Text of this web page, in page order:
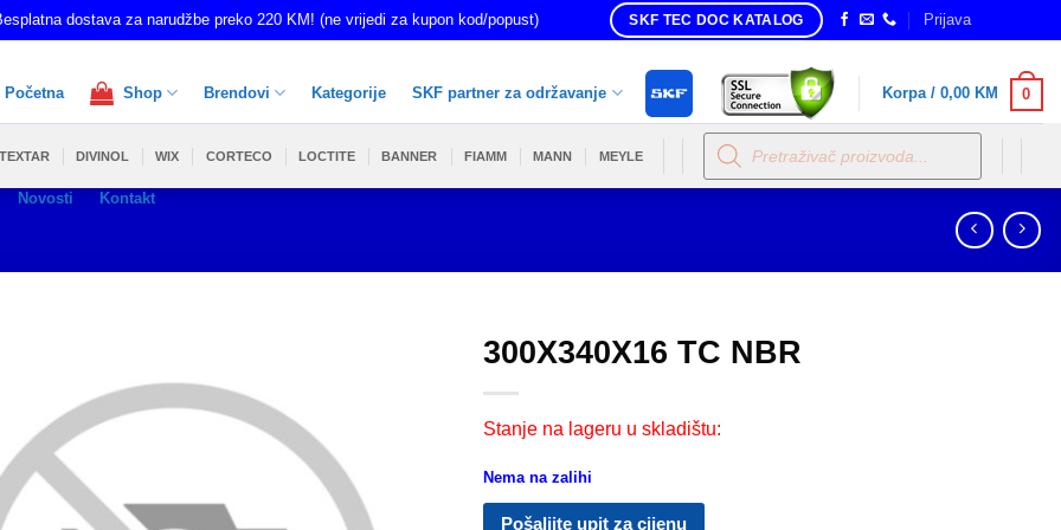
dostava za narudžbe preko 220 KM! (ne vrijedi za kupon kod/popust) SKF TEC DOC KATALOG Prijava
Početna Shop Brendovi Kategorije SKF partner za održavanje
Novosti Kontakt
Korpa / 0,00 KM 0
TEXTAR DIVINOL WIX CORTECO LOCTITE BANNER FIAMM MANN MEYLE
Products
search
300X340X16 TC NBR
Stanje na lageru u skladištu:
Nema na zalihi
Pošaljite upit za cijenu